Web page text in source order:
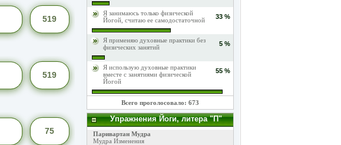
519
519
75
Я занимаюсь только физической
Йогой, считаю ее самодостаточной
33 %
Я применяю духовные практики без
физических занятий
5 %
Я использую духовные практики
вместе с занятиями физической
Йогой
55 %
Всего проголосовало: 673
Упражнения Йоги, литера "П"
Паривартан Мудра
Мудра Изменения